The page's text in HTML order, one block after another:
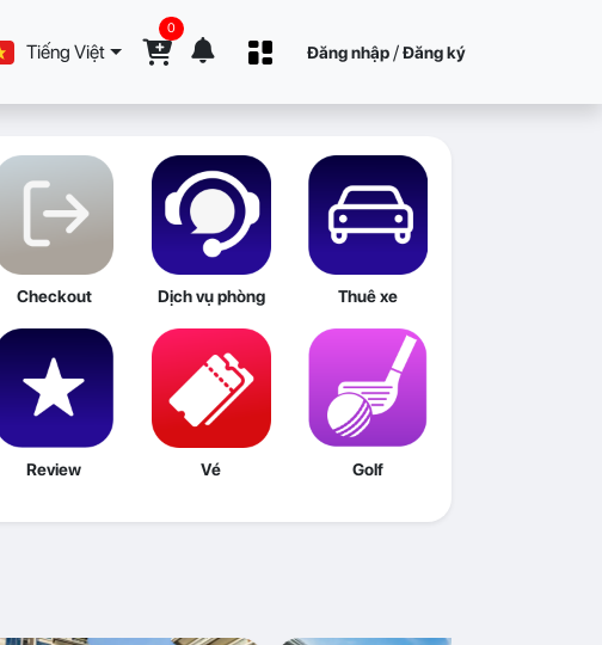
Tiếng Việt
0
Đăng nhập /Đăng ký
Checkout Dịch vụ phòng Thuê xe
Review Vé Golf